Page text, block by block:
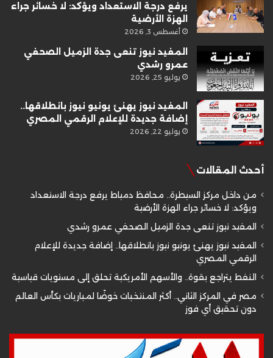
يرفع درجة الاستعداد ويؤكد: لا خسائر جراء
الهزة الأرضية
أغسطس 3, 2026
المفيد نيوز تنعى جدة الزميل الصحفي
عمرو رشدي
يوليو 25, 2026
المفيد نيوز يهنئ يونيو نيوز بانطلاقها..
إضافة جديدة للإعلام الرقمي المصري
يوليو 22, 2026
أحدث المقالات
من داخل مركز السيطرة.. محافظ دمياط يرفع درجة الاستعداد
ويؤكد: لا خسائر جراء الهزة الأرضية
المفيد نيوز تنعى جدة الزميل الصحفي عمرو رشدي
المفيد نيوز يهنئ يونيو نيوز بانطلاقها.. إضافة جديدة للإعلام
الرقمي المصري
النفط يتراجع بقوة.. والأسهم الأمريكية تحلق إلى مستويات قياسية
مصر في المركز الثاني.. أكثر المنتخبات خوضًا لمباريات بكأس العالم
دون تحقيق أي فوز